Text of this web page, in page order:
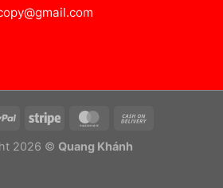
PayPal Stripe MasterCard
2026 © Quang Khánh